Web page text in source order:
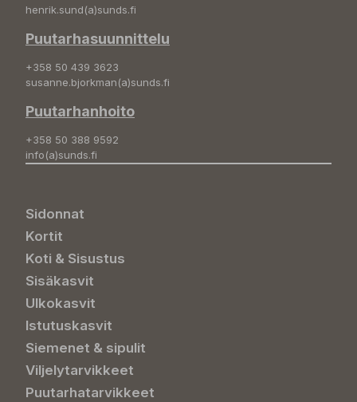
henrik.sund(a)sunds.fi
Puutarhasuunnittelu
+358 50 439 3623
susanne.bjorkman(a)sunds.fi
Puutarhanhoito
+358 50 388 9592
info(a)sunds.fi
Sidonnat
Kortit
Koti & Sisustus
Sisäkasvit
Ulkokasvit
Istutuskasvit
Siemenet & sipulit
Viljelytarvikkeet
Puutarhatarvikkeet